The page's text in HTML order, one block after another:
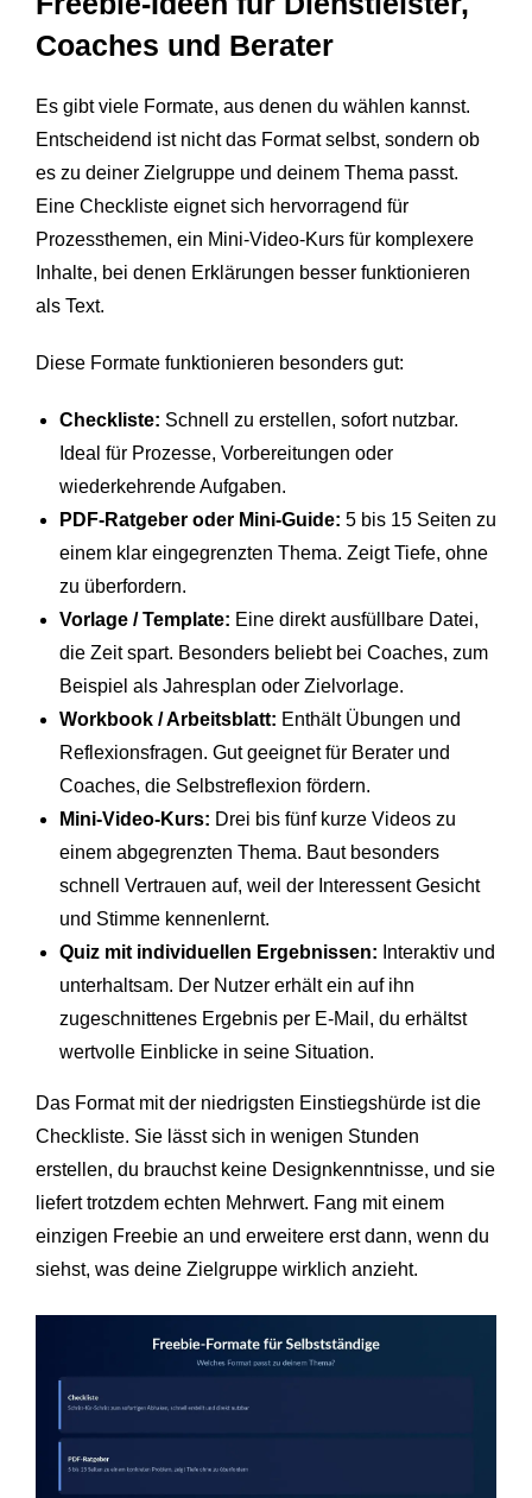
Coaches und Berater
Es gibt viele Formate, aus denen du wählen kannst.
Entscheidend ist nicht das Format selbst, sondern ob
es zu deiner Zielgruppe und deinem Thema passt.
Eine Checkliste eignet sich hervorragend für
Prozessthemen, ein Mini-Video-Kurs für komplexere
Inhalte, bei denen Erklärungen besser funktionieren
als Text.
Diese Formate funktionieren besonders gut:
Checkliste: Schnell zu erstellen, sofort nutzbar.
Ideal für Prozesse, Vorbereitungen oder
wiederkehrende Aufgaben.
PDF-Ratgeber oder Mini-Guide: 5 bis 15 Seiten zu
einem klar eingegrenzten Thema. Zeigt Tiefe, ohne
zu überfordern.
Vorlage / Template: Eine direkt ausfüllbare Datei,
die Zeit spart. Besonders beliebt bei Coaches, zum
Beispiel als Jahresplan oder Zielvorlage.
Workbook / Arbeitsblatt: Enthält Übungen und
Reflexionsfragen. Gut geeignet für Berater und
Coaches, die Selbstreflexion fördern.
Mini-Video-Kurs: Drei bis fünf kurze Videos zu
einem abgegrenzten Thema. Baut besonders
schnell Vertrauen auf, weil der Interessent Gesicht
und Stimme kennenlernt.
Quiz mit individuellen Ergebnissen: Interaktiv und
unterhaltsam. Der Nutzer erhält ein auf ihn
zugeschnittenes Ergebnis per E-Mail, du erhältst
wertvolle Einblicke in seine Situation.
Das Format mit der niedrigsten Einstiegshürde ist die
Checkliste. Sie lässt sich in wenigen Stunden
erstellen, du brauchst keine Designkenntnisse, und sie
liefert trotzdem echten Mehrwert. Fang mit einem
einzigen Freebie an und erweitere erst dann, wenn du
siehst, was deine Zielgruppe wirklich anzieht.